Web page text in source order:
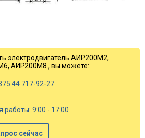
электродвигатель АИР200М2,
АИР200М8 , вы можете:
44 717-92-27
работы: 9:00 - 17:00
сейчас